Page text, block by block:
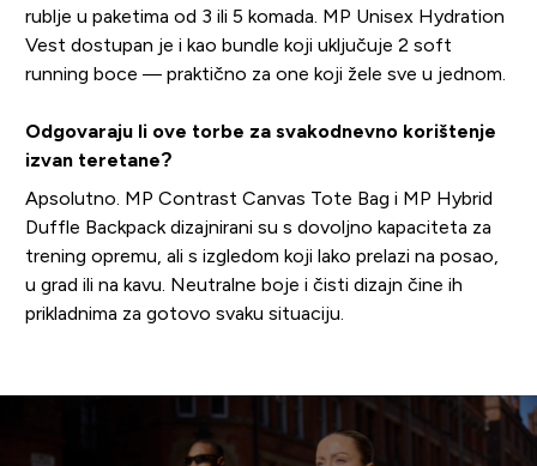
rublje u paketima od 3 ili 5 komada. MP Unisex Hydration
Vest dostupan je i kao bundle koji uključuje 2 soft
running boce — praktično za one koji žele sve u jednom.
Odgovaraju li ove torbe za svakodnevno korištenje
izvan teretane?
Apsolutno. MP Contrast Canvas Tote Bag i MP Hybrid
Duffle Backpack dizajnirani su s dovoljno kapaciteta za
trening opremu, ali s izgledom koji lako prelazi na posao,
u grad ili na kavu. Neutralne boje i čisti dizajn čine ih
prikladnima za gotovo svaku situaciju.